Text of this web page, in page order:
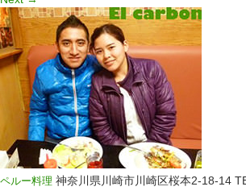
ペルー料理 神奈川県川崎市川崎区桜本2-18-14